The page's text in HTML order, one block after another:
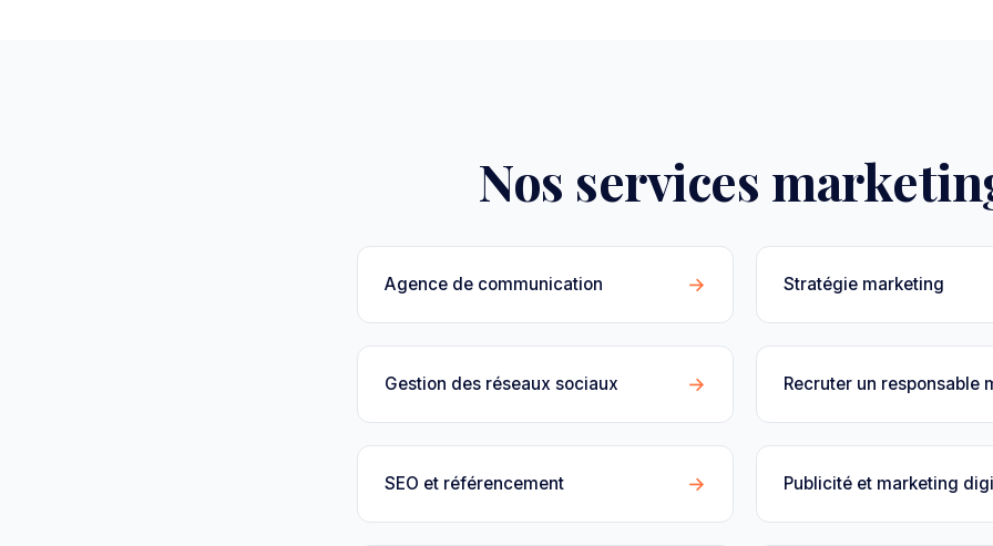
Nos services
Agence de communication → Stratégie marketing
Gestion des réseaux sociaux → Recruter un responsable
SEO et référencement → Publicité et marketing